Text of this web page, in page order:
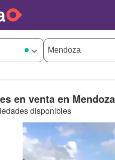
en venta en Mendoza
disponibles